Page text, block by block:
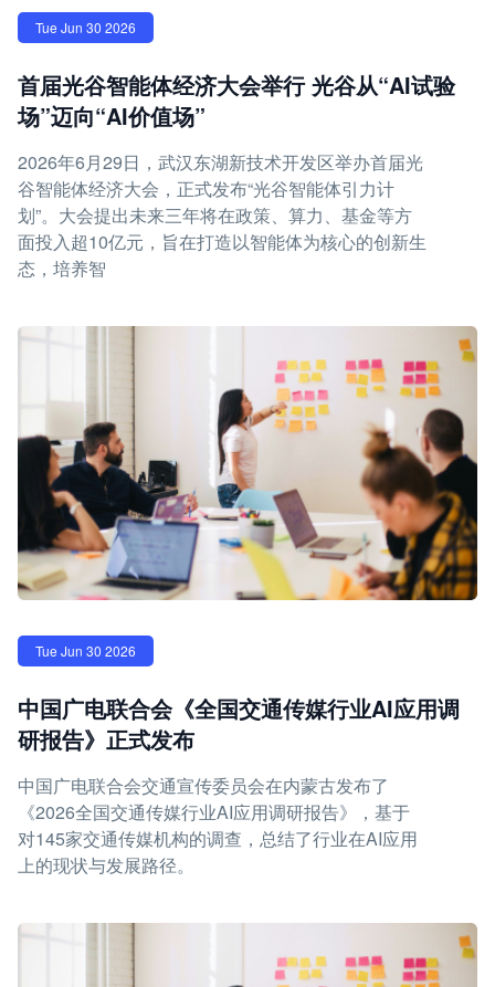
Tue Jun 30 2026
首届光谷智能体经济大会举行 光谷从“AI试验
场”迈向“AI价值场”
2026年6月29日，武汉东湖新技术开发区举办首届光
谷智能体经济大会，正式发布“光谷智能体引力计
划”。大会提出未来三年将在政策、算力、基金等方
面投入超10亿元，旨在打造以智能体为核心的创新生
态，培养智
Tue Jun 30 2026
中国广电联合会《全国交通传媒行业AI应用调
研报告》正式发布
中国广电联合会交通宣传委员会在内蒙古发布了
《2026全国交通传媒行业AI应用调研报告》，基于
对145家交通传媒机构的调查，总结了行业在AI应用
上的现状与发展路径。